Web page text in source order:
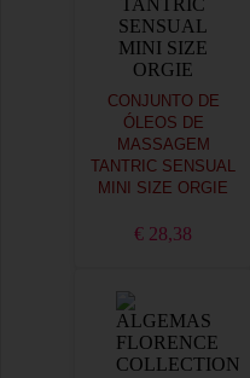
CONJUNTO DE
ÓLEOS DE
MASSAGEM
TANTRIC SENSUAL
MINI SIZE ORGIE
€ 28,38